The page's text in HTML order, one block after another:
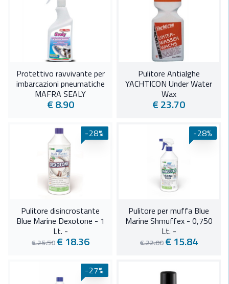
Protettivo ravvivante per
imbarcazioni pneumatiche
MAFRA SEALY
€ 8.90
Pulitore Antialghe
YACHTICON Under Water
Wax
€ 23.70
Pulitore disincrostante
Blue Marine Dexotone - 1
Lt. -
€ 25.50€ 18.36
-28%
Pulitore per muffa Blue
Marine Shmuffex - 0,750
Lt. -
€ 22.00€ 15.84
-28%
-27%